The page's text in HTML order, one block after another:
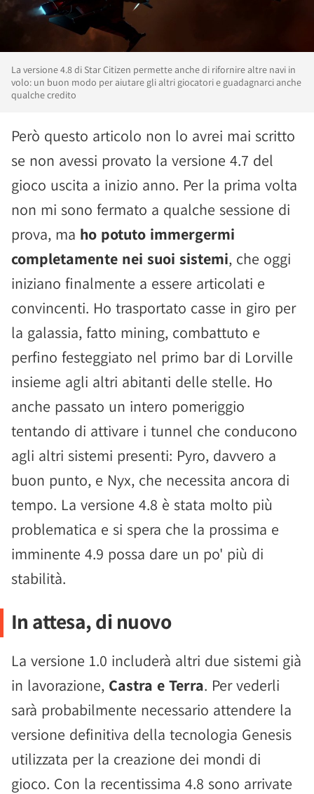
La versione 4.8 di Star Citizen permette anche di rifornire altre navi in
volo: un buon modo per aiutare gli altri giocatori e guadagnarci anche
qualche credito
Però questo articolo non lo avrei mai scritto
se non avessi provato la versione 4.7 del
gioco uscita a inizio anno. Per la prima volta
non mi sono fermato a qualche sessione di
prova, ma ho potuto immergermi
completamente nei suoi sistemi, che oggi
iniziano finalmente a essere articolati e
convincenti. Ho trasportato casse in giro per
la galassia, fatto mining, combattuto e
perfino festeggiato nel primo bar di Lorville
insieme agli altri abitanti delle stelle. Ho
anche passato un intero pomeriggio
tentando di attivare i tunnel che conducono
agli altri sistemi presenti: Pyro, davvero a
buon punto, e Nyx, che necessita ancora di
tempo. La versione 4.8 è stata molto più
problematica e si spera che la prossima e
imminente 4.9 possa dare un po' più di
stabilità.
In attesa, di nuovo
La versione 1.0 includerà altri due sistemi già
in lavorazione, Castra e Terra. Per vederli
sarà probabilmente necessario attendere la
versione definitiva della tecnologia Genesis
utilizzata per la creazione dei mondi di
gioco. Con la recentissima 4.8 sono arrivate